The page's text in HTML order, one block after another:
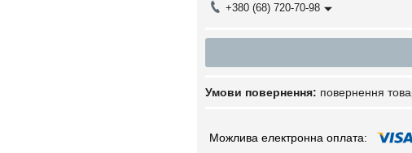
+380 (68) 720-70-98
повернення